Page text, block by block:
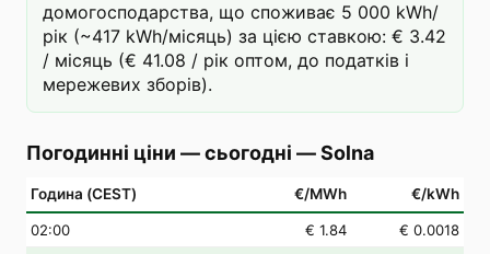
домогосподарства, що споживає 5 000 kWh/
рік (~417 kWh/місяць) за цією ставкою: € 3.42
/ місяць (€ 41.08 / рік оптом, до податків і
мережевих зборів).
Погодинні ціни — сьогодні —Solna
Година (CEST) €/MWh €/kWh
02:00 € 1.84
€ 0.0018